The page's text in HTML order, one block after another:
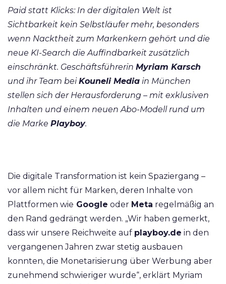
Paid statt Klicks: In der digitalen Welt ist
Sichtbarkeit kein Selbstläufer mehr, besonders
wenn Nacktheit zum Markenkern gehört und die
neue KI-Search die Auffindbarkeit zusätzlich
einschränkt. Geschäftsführerin Myriam Karsch
und ihr Team beiKouneli Media in München
stellen sich der Herausforderung – mit exklusiven
Inhalten und einem neuen Abo-Modell rund um
die Marke Playboy.
Die digitale Transformation ist kein Spaziergang –
vor allem nicht für Marken, deren Inhalte von
Plattformen wie Google oder Meta regelmäßig an
den Rand gedrängt werden. „Wir haben gemerkt,
dass wir unsere Reichweite auf playboy.de in den
vergangenen Jahren zwar stetig ausbauen
konnten, die Monetarisierung über Werbung aber
zunehmend schwieriger wurde“, erklärt Myriam